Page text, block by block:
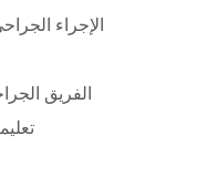
الإجراء الجراحي
الفريق